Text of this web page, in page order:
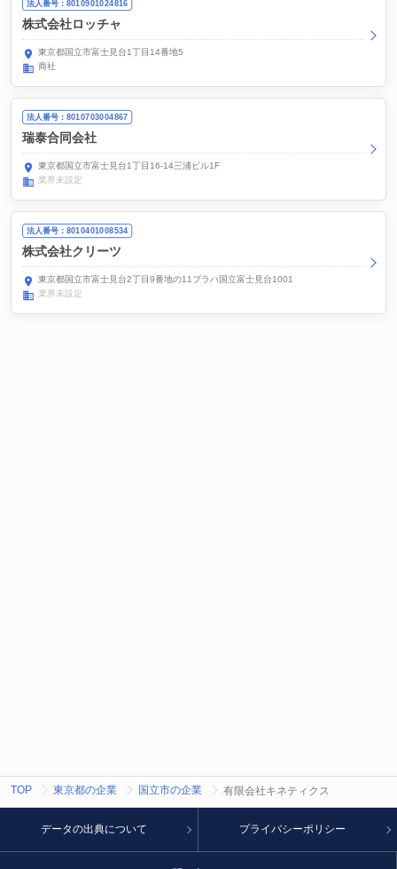
法人番号：8010901024816
株式会社ロッチャ
東京都国立市富士見台1丁目14番地5
商社
法人番号：8010703004867
瑞泰合同会社
東京都国立市富士見台1丁目16-14三浦ビル1F
業界未設定
法人番号：8010401008534
株式会社クリーツ
東京都国立市富士見台2丁目9番地の11プラハ国立富士見台1001
業界未設定
TOP 東京都の企業 国立市の企業 有限会社キネティクス
データの出典について プライバシーポリシー